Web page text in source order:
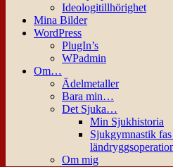
Ideologitillhörighet
Mina Bilder
WordPress
PlugIn’s
WPadmin
Om…
Ädelmetaller
Bara min…
Det Sjuka…
Min Sjukhistoria
Sjukgymnastik
Om mig